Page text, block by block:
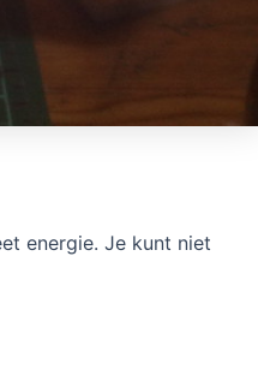
energie. Je kunt niet